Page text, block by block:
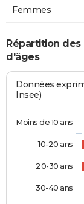
Femmes
Répartition des
d'âges
Données
Insee)
Moins de 10 ans
10-20 ans
20-30 ans
30-40 ans